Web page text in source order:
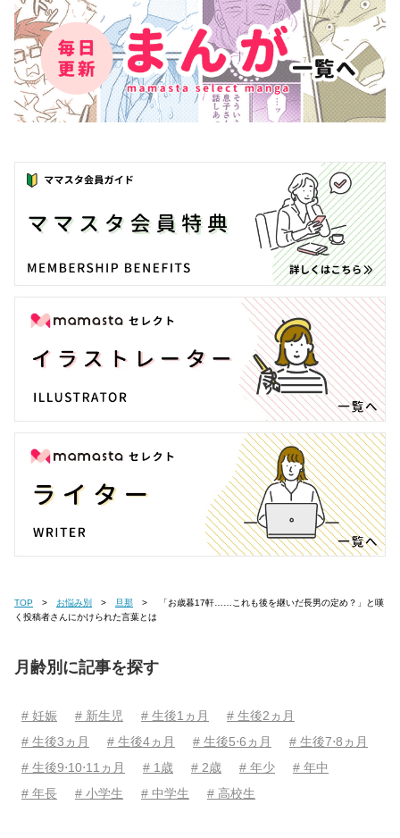
TOP お悩み別 旦那
く投稿者さんにかけられた言葉とは
月齢別に記事を探す
# 妊娠 # 新生児 # 生後1ヵ月
# 生後2ヵ月
# 生後3ヵ月
# 生後4ヵ月 # 生後5⋅6ヵ月
# 生後7⋅8ヵ月
# 生後9⋅10⋅11ヵ月
# 1歳 # 2歳 # 年少
# 年中
# 年長
# 小学生 # 中学生 # 高校生